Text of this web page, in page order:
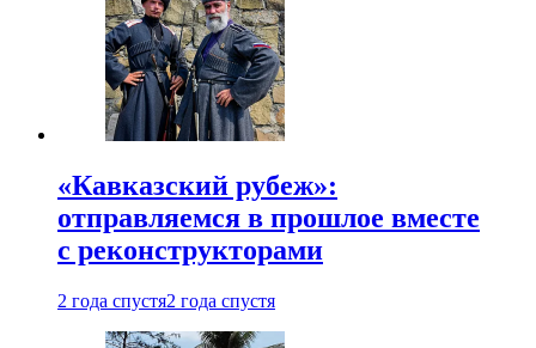
«Кавказский рубеж»:
отправляемся в прошлое вместе
с реконструкторами
2 года спустя2 года спустя